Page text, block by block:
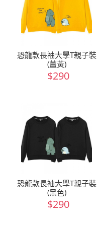
恐龍款長袖大學T親子裝
(薑黃)
$290
恐龍款長袖大學T親子裝
(黑色)
$290